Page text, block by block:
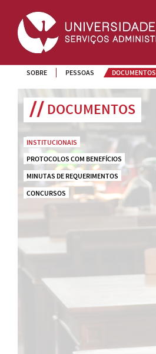
SOBRE PESSOAS DOCUMENTOS
DOCUMENTOS
INSTITUCIONAIS
PROTOCOLOS COM BENEFÍCIOS
MINUTAS DE REQUERIMENTOS
CONCURSOS